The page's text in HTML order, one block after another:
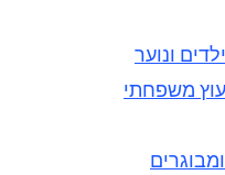
ונוער
משפחתי